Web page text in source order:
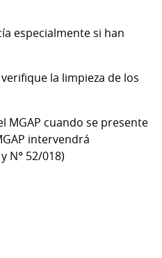
especialmente si han
verifique la limpieza de los
MGAP cuando se presente
intervendrá
N° 52/018)